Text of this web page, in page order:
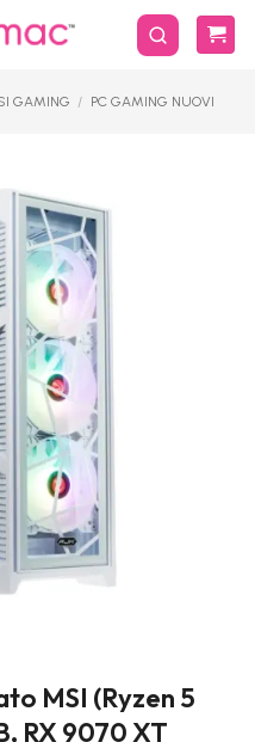
GAMING / PC GAMING NUOVI
MSI (Ryzen 5
RX 9070 XT